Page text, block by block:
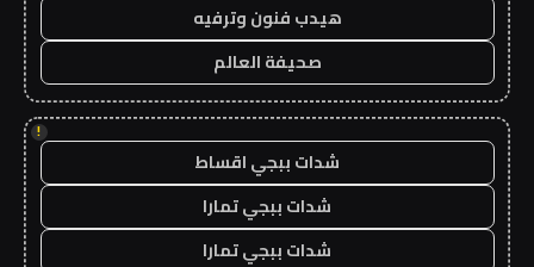
هيدب فنون وترفيه
صحيفة العالم
!
شدات ببجي اقساط
شدات ببجي تمارا
شدات ببجي تمارا